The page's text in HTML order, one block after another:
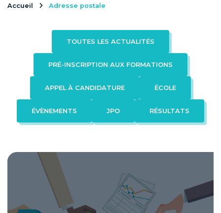
Procédure d’admission
Accueil Adresse postale
TOUTES LES ACTUALITÉS
PRÉ-INSCRIPTION AUX FORMATIONS
APPEL À CANDIDATURE ÉCOLE
ÉVÈNEMENTS JPO RÉSULTATS